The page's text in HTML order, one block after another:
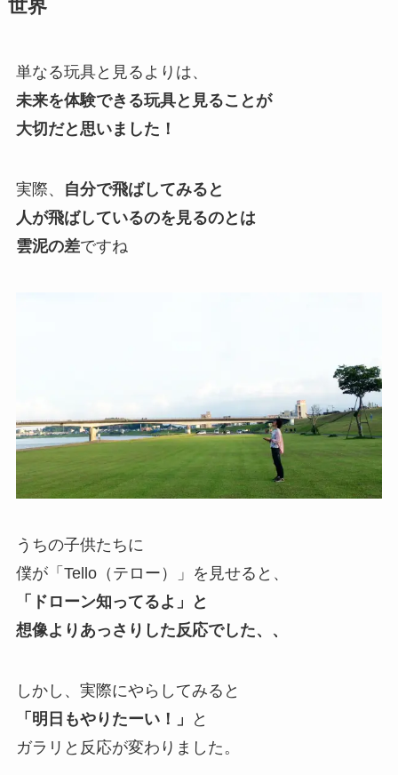
世界
単なる玩具と見るよりは、
未来を体験できる玩具と見ることが
大切だと思いました！
実際、
自分で飛ばしてみると
人が飛ばしているのを見るのとは
雲泥の差ですね
うちの子供たちに
僕が「Tello（テロー）」を見せると、
「ドローン知ってるよ」と
想像よりあっさりした反応でした、、
しかし、実際にやらしてみると
「明日もやりたーい！」
と
ガラリと反応が変わりました。